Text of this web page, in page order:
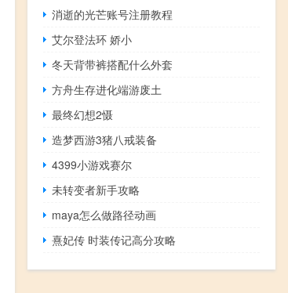
消逝的光芒账号注册教程
艾尔登法环 娇小
冬天背带裤搭配什么外套
方舟生存进化端游废土
最终幻想2慑
造梦西游3猪八戒装备
4399小游戏赛尔
未转变者新手攻略
maya怎么做路径动画
熹妃传 时装传记高分攻略